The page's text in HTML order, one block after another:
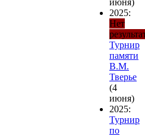
2025:
Нет
Турнир
памяти
В.М.
Тверье
(4
июня)
2025:
Турнир
по